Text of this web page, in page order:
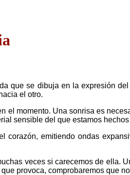
que se dibuja en la expresión
el otro.
el momento. Una sonrisa es
sensible del que estamos
emitiendo ondas
veces si carecemos de ella.
provoca, comprobaremos que